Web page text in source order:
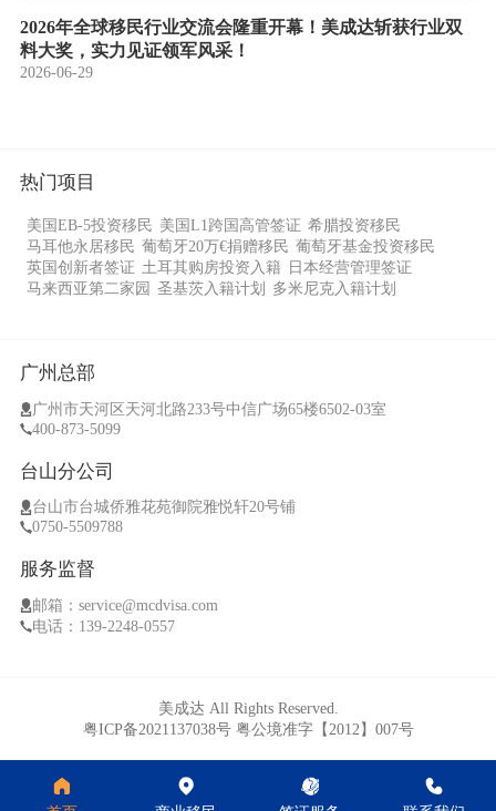
2026年全球移民行业交流会隆重开幕！美成达斩获行业双
料大奖，实力见证领军风采！
2026-06-29
热门项目
美国EB-5投资移民 美国L1跨国高管签证 希腊投资移民
马耳他永居移民 葡萄牙20万€捐赠移民 葡萄牙基金投资移民
英国创新者签证 土耳其购房投资入籍 日本经营管理签证
马来西亚第二家园 圣基茨入籍计划 多米尼克入籍计划
广州总部
广州市天河区天河北路233号中信广场65楼6502-03室
400-873-5099
台山分公司
台山市台城侨雅花苑御院雅悦轩20号铺
0750-5509788
服务监督
邮箱：service@mcdvisa.com
电话：139-2248-0557
美成达 All Rights Reserved.
粤ICP备2021137038号粤公境准字【2012】007号